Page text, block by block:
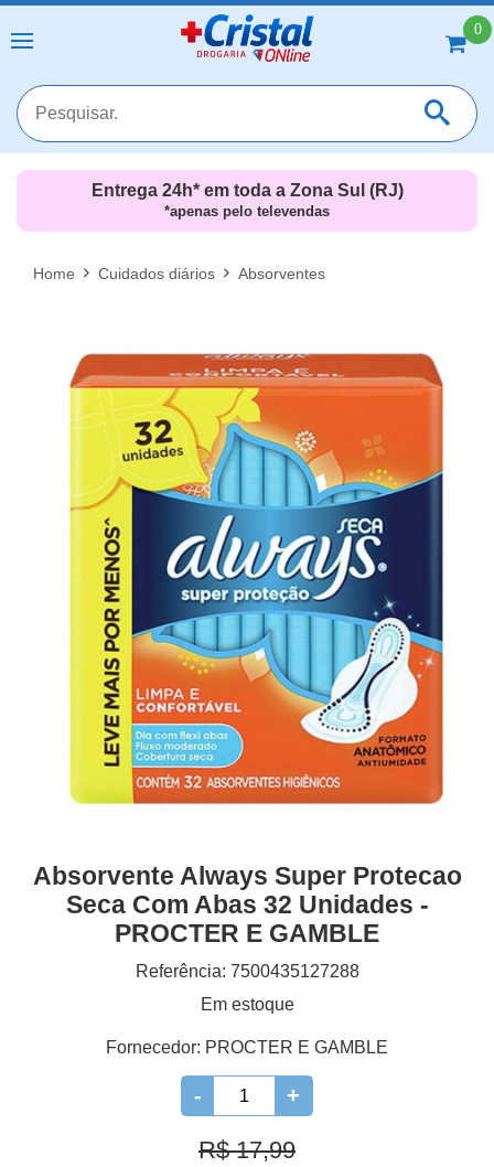
0
MAIS RESULTADOS
Entrega 24h* em toda a Zona Sul (RJ)
*apenas pelo televendas
Home Cuidados diários Absorventes
Absorvente Always Super Protecao
Seca Com Abas 32 Unidades -
PROCTER E GAMBLE
Referência: 7500435127288
Em estoque
Fornecedor: PROCTER E GAMBLE
- +
R$ 17,99